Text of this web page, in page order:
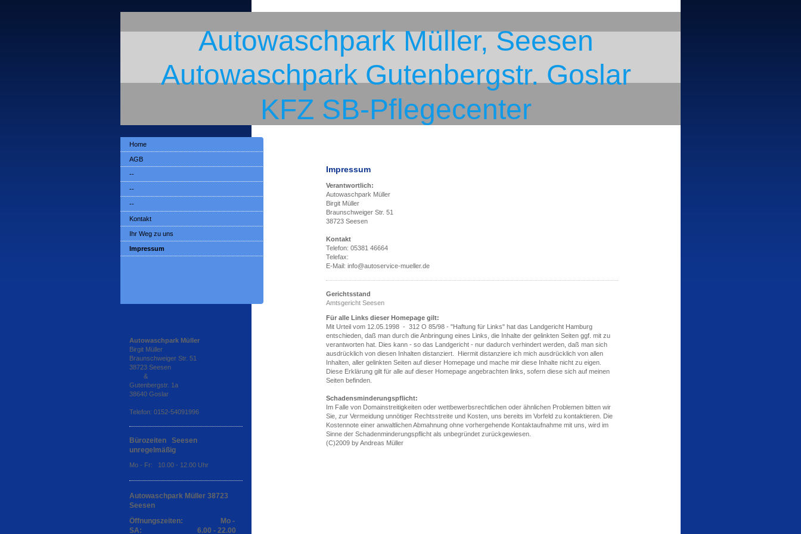
Autowaschpark Müller, Seesen
Autowaschpark Gutenbergstr. Goslar
KFZ SB-Pflegecenter
Impressum
Verantwortlich:
Autowaschpark Müller
Birgit Müller
Braunschweiger Str. 51
38723 Seesen
Kontakt
Telefon: 05381 46664
Telefax:
E-Mail: info@autoservice-mueller.de
Gerichtsstand
Amtsgericht Seesen
Für alle Links dieser Homepage gilt:
Mit Urteil vom 12.05.1998 - 312 O 85/98 - "Haftung für Links" hat das Landgericht Hamburg
entschieden, daß man durch die Anbringung eines Links, die Inhalte der gelinkten Seiten ggf. mit zu
verantworten hat. Dies kann - so das Landgericht - nur dadurch verhindert werden, daß man sich
ausdrücklich von diesen Inhalten distanziert. Hiermit distanziere ich mich ausdrücklich von allen
Inhalten, aller gelinkten Seiten auf dieser Homepage und mache mir diese Inhalte nicht zu eigen.
Diese Erklärung gilt für alle auf dieser Homepage angebrachten links, sofern diese sich auf meinen
Seiten befinden.
Schadensminderungspflicht:
Im Falle von Domainstreitigkeiten oder wettbewerbsrechtlichen oder ähnlichen Problemen bitten wir
Sie, zur Vermeidung unnötiger Rechtsstreite und Kosten, uns bereits im Vorfeld zu kontaktieren. Die
Kostennote einer anwaltlichen Abmahnung ohne vorhergehende Kontaktaufnahme mit uns, wird im
Sinne der Schadenminderungspflicht als unbegründet zurückgewiesen.
(C)2009 by Andreas Müller
Home
AGB
--
--
--
Kontakt
Ihr Weg zu uns
Impressum
Autowaschpark Müller
Birgit Müller
Braunschweiger Str. 51
38723 Seesen
&
Gutenbergstr. 1a
38640 Goslar
Telefon: 0152-54091996
Bürozeiten Seesen
unregelmäßig
Mo - Fr: 10.00 - 12.00 Uhr
Autowaschpark Müller 38723
Seesen
Öffnungszeiten: Mo -
SA: 6.00 - 22.00